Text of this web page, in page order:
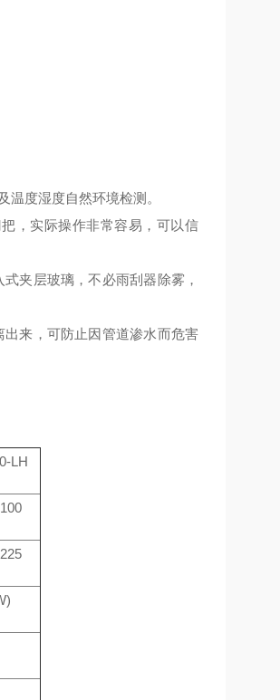
度湿度自然环境检测。
，实际操作非常容易，可以信
夹层玻璃，不必雨刮器除雾，
来，可防止因管道渗水而危害
LH